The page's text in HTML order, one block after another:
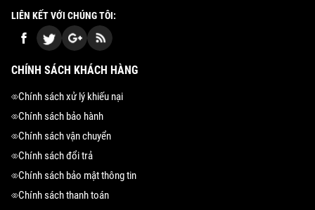
LIÊN KẾT VỚI CHÚNG TÔI:
CHÍNH SÁCH KHÁCH HÀNG
Chính sách xử lý khiếu nại
Chính sách bảo hành
Chính sách vận chuyển
Chính sách đổi trả
Chính sách bảo mật thông tin
Chính sách thanh toán